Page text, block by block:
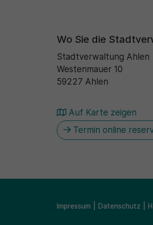
Wo Sie die
Stadtverwaltung Ahlen
Westenmauer 10
59227 Ahlen
Auf Karte zeigen
Termin online
Impressum Datenschutz